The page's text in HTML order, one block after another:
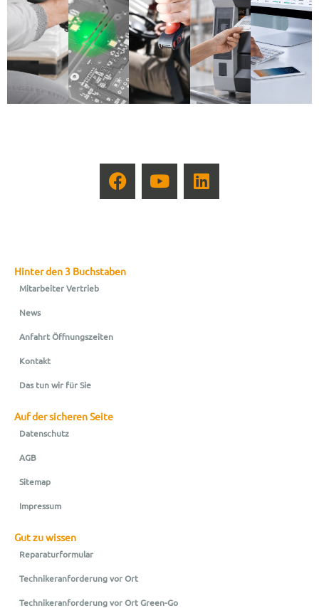
Hinter den 3 Buchstaben
Mitarbeiter Vertrieb
News
Anfahrt Öffnungszeiten
Kontakt
Das tun wir für Sie
Auf der sicheren Seite
Datenschutz
AGB
Sitemap
Impressum
Gut zu wissen
Reparaturformular
Technikeranforderung vor Ort
Technikeranforderung vor Ort Green-Go